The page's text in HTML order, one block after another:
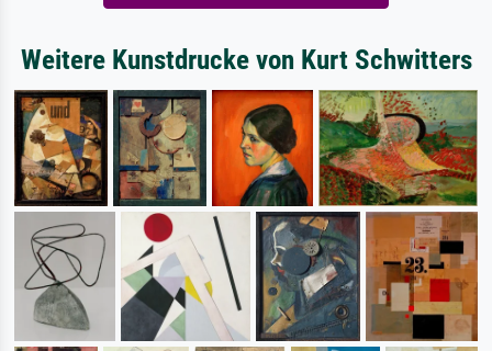
Weitere Kunstdrucke von Kurt Schwitters